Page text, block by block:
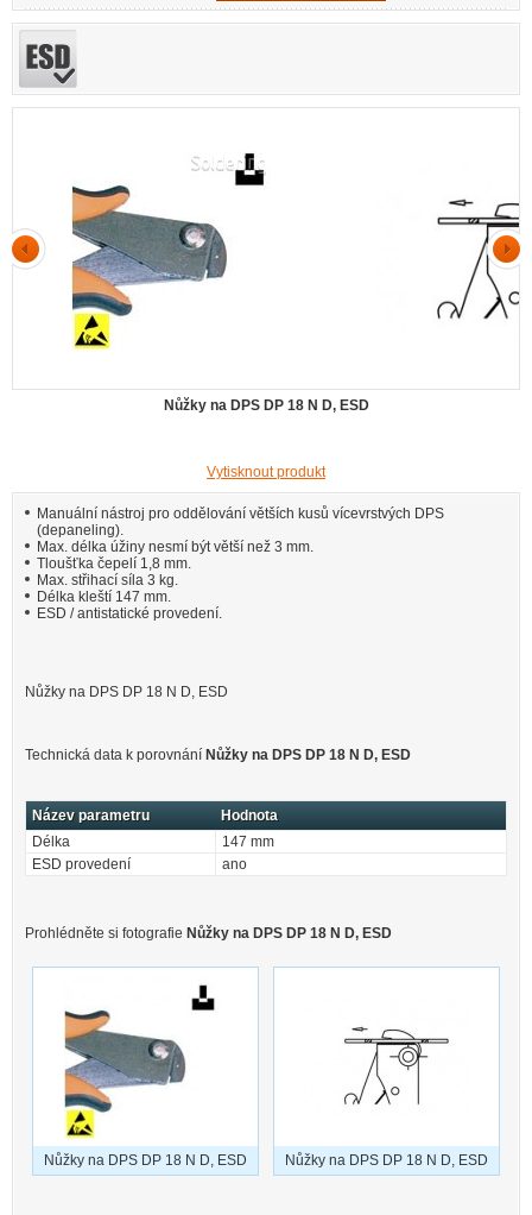
Nůžky na DPS DP 18 N D, ESD
Vytisknout produkt
Manuální nástroj pro oddělování větších kusů vícevrstvých DPS
(depaneling).
Max. délka úžiny nesmí být větší než 3 mm.
Tloušťka čepelí 1,8 mm.
Max. střihací síla 3 kg.
Délka kleští 147 mm.
ESD / antistatické provedení.
Nůžky na DPS DP 18 N D, ESD
Technická data k porovnání Nůžky na DPS DP 18 N D, ESD
Název parametru
Hodnota
Délka
147 mm
ESD provedení
ano
Prohlédněte si fotografie Nůžky na DPS DP 18 N D, ESD
Nůžky na DPS DP 18 N D, ESD Nůžky na DPS DP 18 N D, ESD